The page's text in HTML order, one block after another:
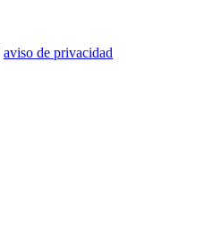
aviso de privacidad